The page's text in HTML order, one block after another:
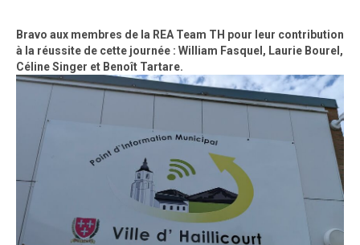
Bravo aux membres de la REA Team TH pour leur contribution
à la réussite de cette journée : William Fasquel, Laurie Bourel,
Céline Singer et Benoît Tartare.